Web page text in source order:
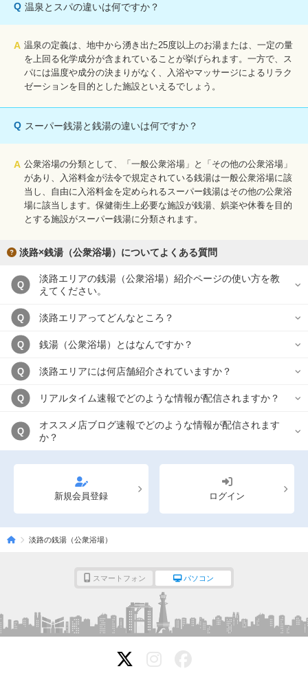
Q 温泉とスパの違いは何ですか？
A 温泉の定義は、地中から湧き出た25度以上のお湯または、一定の量
を上回る化学成分が含まれていることが挙げられます。一方で、ス
パには温度や成分の決まりがなく、入浴やマッサージによるリラク
ゼーションを目的とした施設といえるでしょう。
Q スーパー銭湯と銭湯の違いは何ですか？
A 公衆浴場の分類として、「一般公衆浴場」と「その他の公衆浴場」
があり、入浴料金が法令で規定されている銭湯は一般公衆浴場に該
当し、自由に入浴料金を定められるスーパー銭湯はその他の公衆浴
場に該当します。保健衛生上必要な施設が銭湯、娯楽や休養を目的
とする施設がスーパー銭湯に分類されます。
淡路×銭湯（公衆浴場）についてよくある質問
Q
淡路エリアの銭湯（公衆浴場）紹介ページの使い方を教
えてください。
Q 淡路エリアってどんなところ？
Q 銭湯（公衆浴場）とはなんですか？
Q 淡路エリアには何店舗紹介されていますか？
Q リアルタイム速報でどのような情報が配信されますか？
Q
オススメ店ブログ速報でどのような情報が配信されます
か？
新規会員登録 ログイン
淡路の銭湯（公衆浴場）
スマートフォン パソコン